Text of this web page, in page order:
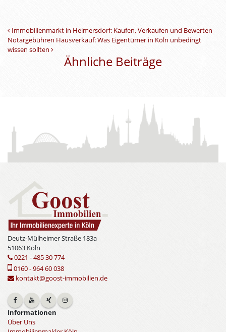
Beitrags-Navigation
Immobilienmarkt in Heimersdorf: Kaufen, Verkaufen und Bewerten
Notargebühren Hausverkauf: Was Eigentümer in Köln unbedingt
wissen sollten
Ähnliche Beiträge
Deutz-Mülheimer Straße 183a
51063 Köln
0221 - 485 30 774
0160 - 964 60 038
kontakt@goost-immobilien.de
Informationen
Über Uns